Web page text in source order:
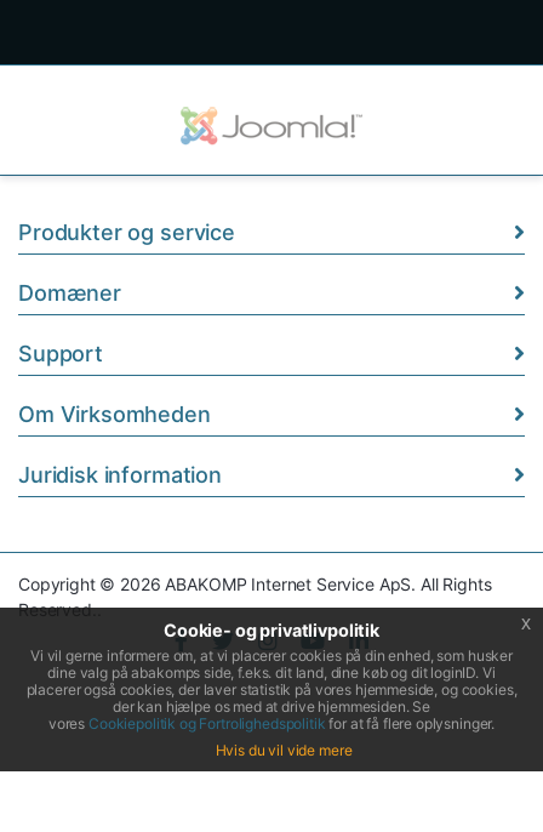
Produkter og service
Domæner
Support
Om Virksomheden
Juridisk information
Copyright © 2026 ABAKOMP Internet Service ApS. All Rights
Reserved..
Cookie- og privatlivpolitik
Vi vil gerne informere om, at vi placerer cookies på din enhed, som husker
dine valg på abakomps side, f.eks. dit land, dine køb og dit loginID. Vi
placerer også cookies, der laver statistik på vores hjemmeside, og cookies,
der kan hjælpe os med at drive hjemmesiden. Se
vores Cookiepolitik og Fortrolighedspolitik for at få flere oplysninger.
Hvis du vil vide mere
x